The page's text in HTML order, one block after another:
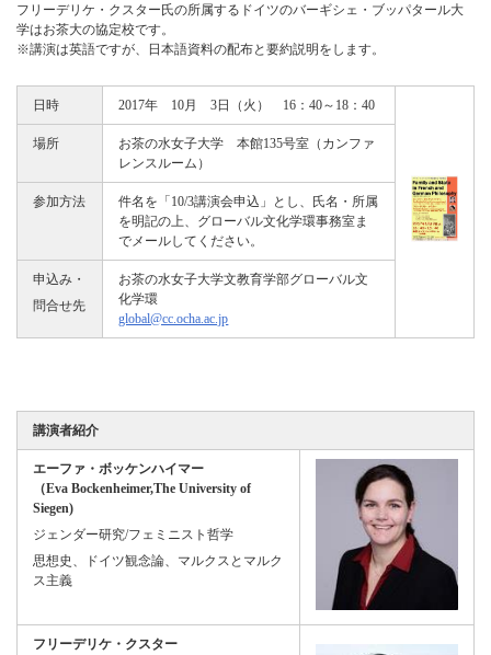
フリーデリケ・クスター氏の所属するドイツのバーギシェ・ブッパタール大
学はお茶大の協定校です。
※講演は英語ですが、日本語資料の配布と要約説明をします。
日時 2017年 10月 3日（火） 16：40～18：40
場所
お茶の水女子大学 本館135号室（カンファ
レンスルーム）
参加方法
件名を「10/3講演会申込」とし、氏名・所属
を明記の上、グローバル文化学環事務室ま
でメールしてください。
申込み・
問合せ先
お茶の水女子大学文教育学部グローバル文
化学環
global@cc.ocha.ac.jp
講演者紹介
エーファ・ボッケンハイマー
（Eva Bockenheimer,The University of
Siegen)
ジェンダー研究/フェミニスト哲学
思想史、ドイツ観念論、マルクスとマルク
ス主義
フリーデリケ・クスター